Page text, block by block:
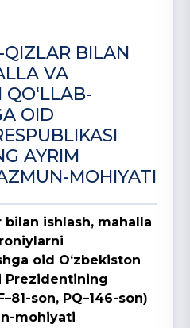
BILAN
VA
OID
AYRIM
MOHIYATI
ishlash, mahalla
oid Oʻzbekiston
Prezidentining
son, PQ–146-son)
mohiyati